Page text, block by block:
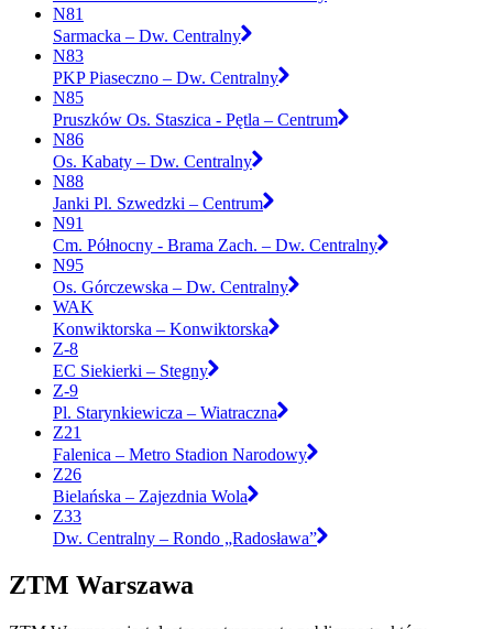
N81
Sarmacka – Dw. Centralny
N83
PKP Piaseczno – Dw. Centralny
N85
Pruszków Os. Staszica - Pętla – Centrum
N86
Os. Kabaty – Dw. Centralny
N88
Janki Pl. Szwedzki – Centrum
N91
Cm. Północny - Brama Zach. – Dw. Centralny
N95
Os. Górczewska – Dw. Centralny
WAK
Konwiktorska – Konwiktorska
Z-8
EC Siekierki – Stegny
Z-9
Pl. Starynkiewicza – Wiatraczna
Z21
Falenica – Metro Stadion Narodowy
Z26
Bielańska – Zajezdnia Wola
Z33
Dw. Centralny – Rondo „Radosława”
ZTM Warszawa